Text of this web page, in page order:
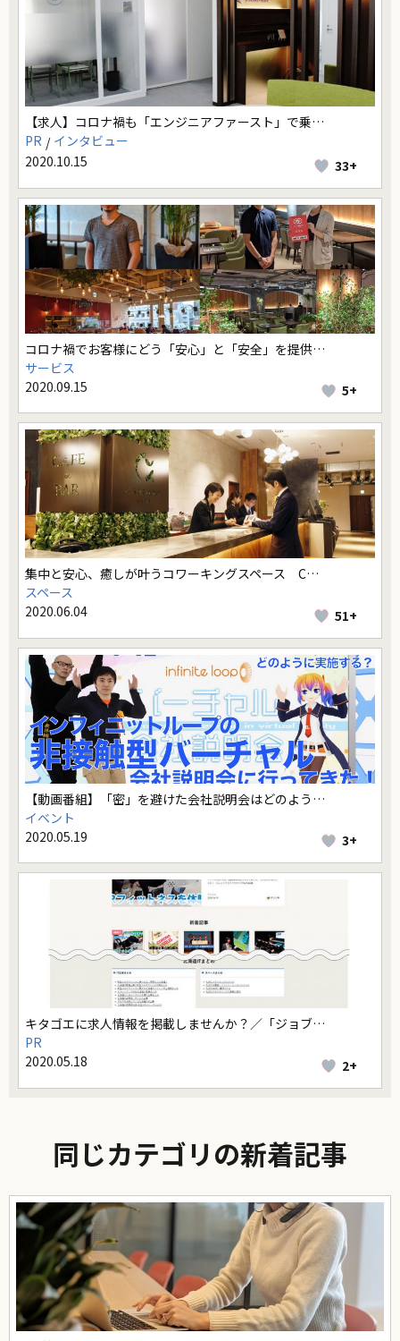
【求人】コロナ禍も「エンジニアファースト」で乗…
PR
インタビュー
2020.10.15
33+
コロナ禍でお客様にどう「安心」と「安全」を提供…
サービス
2020.09.15
5+
集中と安心、癒しが叶うコワーキングスペース C…
スペース
2020.06.04
51+
【動画番組】「密」を避けた会社説明会はどのよう…
イベント
2020.05.19
3+
キタゴエに求人情報を掲載しませんか？／「ジョブ…
PR
2020.05.18
2+
同じカテゴリの新着記事